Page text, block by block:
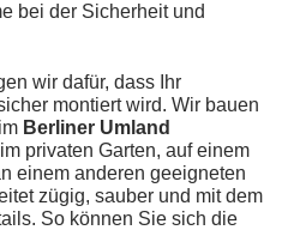
bei der Sicherheit und
wir dafür, dass Ihr
montiert wird. Wir bauen
Berliner Umland
privaten Garten, auf einem
einem anderen geeigneten
zügig, sauber und mit dem
So können Sie sich die